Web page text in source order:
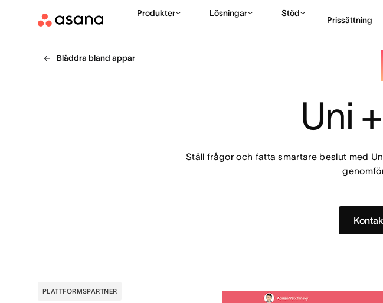
Produkter Lösningar Stöd
Prissättning
Bläddra bland appar
Uni
Ställ frågor och fatta smartare beslut med
PLATTFORMSPARTNER